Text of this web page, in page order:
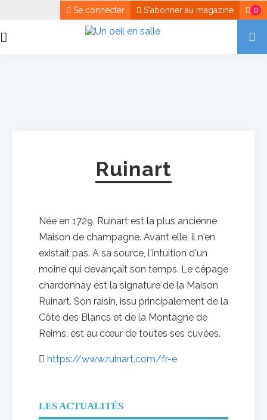
0
S'abonner au magazine
Se connecter
Ruinart
Née en 1729, Ruinart est la plus ancienne
Maison de champagne. Avant elle, il n'en
existait pas. A sa source, l'intuition d'un
moine qui devançait son temps. Le cépage
chardonnay est la signature de la Maison
Ruinart. Son raisin, issu principalement de la
Côte des Blancs et de la Montagne de
Reims, est au cœur de toutes ses cuvées.
https://www.ruinart.com/fr-e
LES ACTUALITÉS